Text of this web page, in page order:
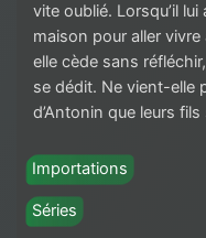
vite oublié. Lorsqu’il
maison pour aller
elle cède sans
se dédit. Ne vient-elle
d’Antonin que leurs
Importations
Séries